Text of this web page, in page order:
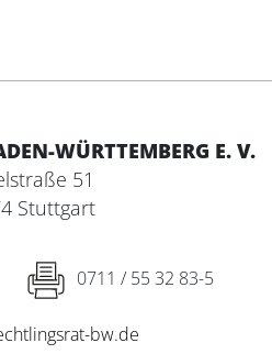
WÜRTTEMBERG E. V.
51
Stuttgart
0711 / 55 32 83-5
bw.de